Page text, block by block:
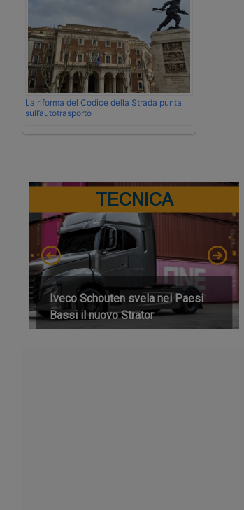
La riforma del Codice della Strada punta
sull’autotrasporto
TECNICA
Iveco Schouten svela nei Paesi
Bassi il nuovo Strator